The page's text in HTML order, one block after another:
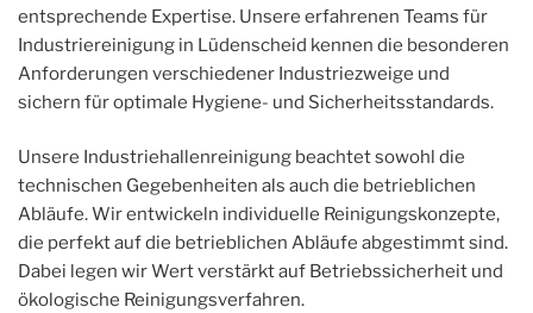
entsprechende Expertise. Unsere erfahrenen Teams für
Industriereinigung in Lüdenscheid kennen die besonderen
Anforderungen verschiedener Industriezweige und
sichern für optimale Hygiene- und Sicherheitsstandards.
Unsere Industriehallenreinigung beachtet sowohl die
technischen Gegebenheiten als auch die betrieblichen
Abläufe. Wir entwickeln individuelle Reinigungskonzepte,
die perfekt auf die betrieblichen Abläufe abgestimmt sind.
Dabei legen wir Wert verstärkt auf Betriebssicherheit und
ökologische Reinigungsverfahren.